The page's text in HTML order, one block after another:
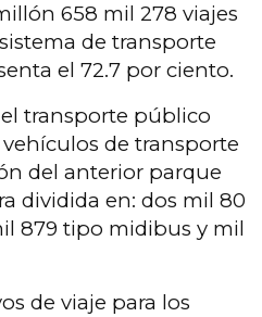
658 mil 278 viajes
de transporte
el 72.7 por ciento.
transporte público
de transporte
del anterior parque
dividida en: dos mil 80
879 tipo midibus y mil
de viaje para los